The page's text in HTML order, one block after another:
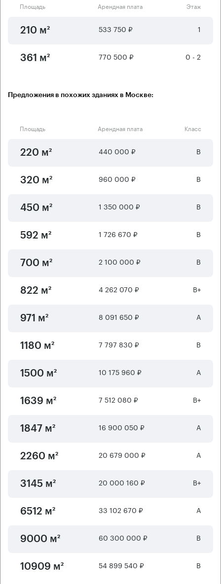
Площадь Арендная плата Этаж
210 м² 533 750 ₽ 1
361 м² 770 500 ₽ 0 - 2
Предложения в похожих зданиях в Москве:
Площадь Арендная плата Класс
220 м² 440 000 ₽ B
320 м² 960 000 ₽ B
450 м² 1 350 000 ₽ B
592 м² 1 726 670 ₽ B
700 м² 2 100 000 ₽ B
822 м² 4 262 070 ₽ B+
971 м² 8 091 650 ₽ А
1180 м² 7 797 830 ₽ B
1500 м² 10 175 960 ₽ А
1639 м² 7 512 080 ₽ B+
1847 м² 16 900 050 ₽ А
2260 м² 20 679 000 ₽ А
3145 м² 20 000 160 ₽ B+
6512 м² 33 102 670 ₽ А
9000 м² 60 300 000 ₽ B
10909 м² 54 899 540 ₽ B